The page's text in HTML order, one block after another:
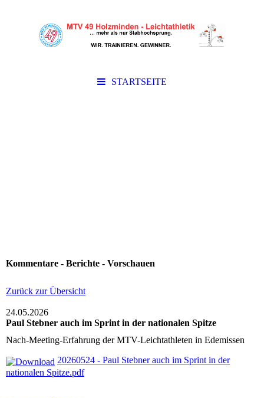
STARTSEITE
Kommentare - Berichte - Vorschauen
Zurück zur Übersicht
24.05.2026
Paul Stebner auch im Sprint in der nationalen Spitze
Nach-Meeting-Erfahrung der MTV-Leichtathleten in Edemissen
20260524 - Paul Stebner auch im Sprint in der
nationalen Spitze.pdf